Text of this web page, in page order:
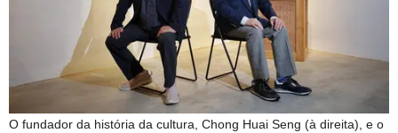
O fundador da história da cultura, Chong Huai Seng (à direita), e o